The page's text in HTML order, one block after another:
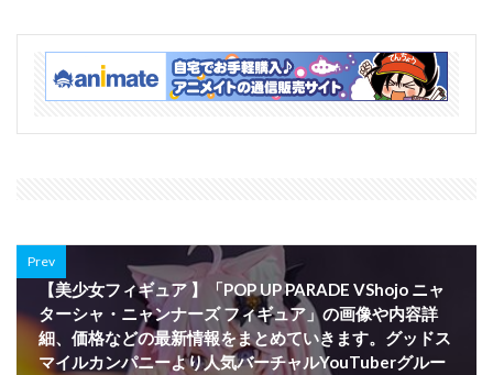
Prev
【美少女フィギュア 】「POP UP PARADE VShojo ニャ
ターシャ・ニャンナーズ フィギュア」の画像や内容詳
細、価格などの最新情報をまとめていきます。グッドス
マイルカンパニーより人気バーチャルYouTuberグルー